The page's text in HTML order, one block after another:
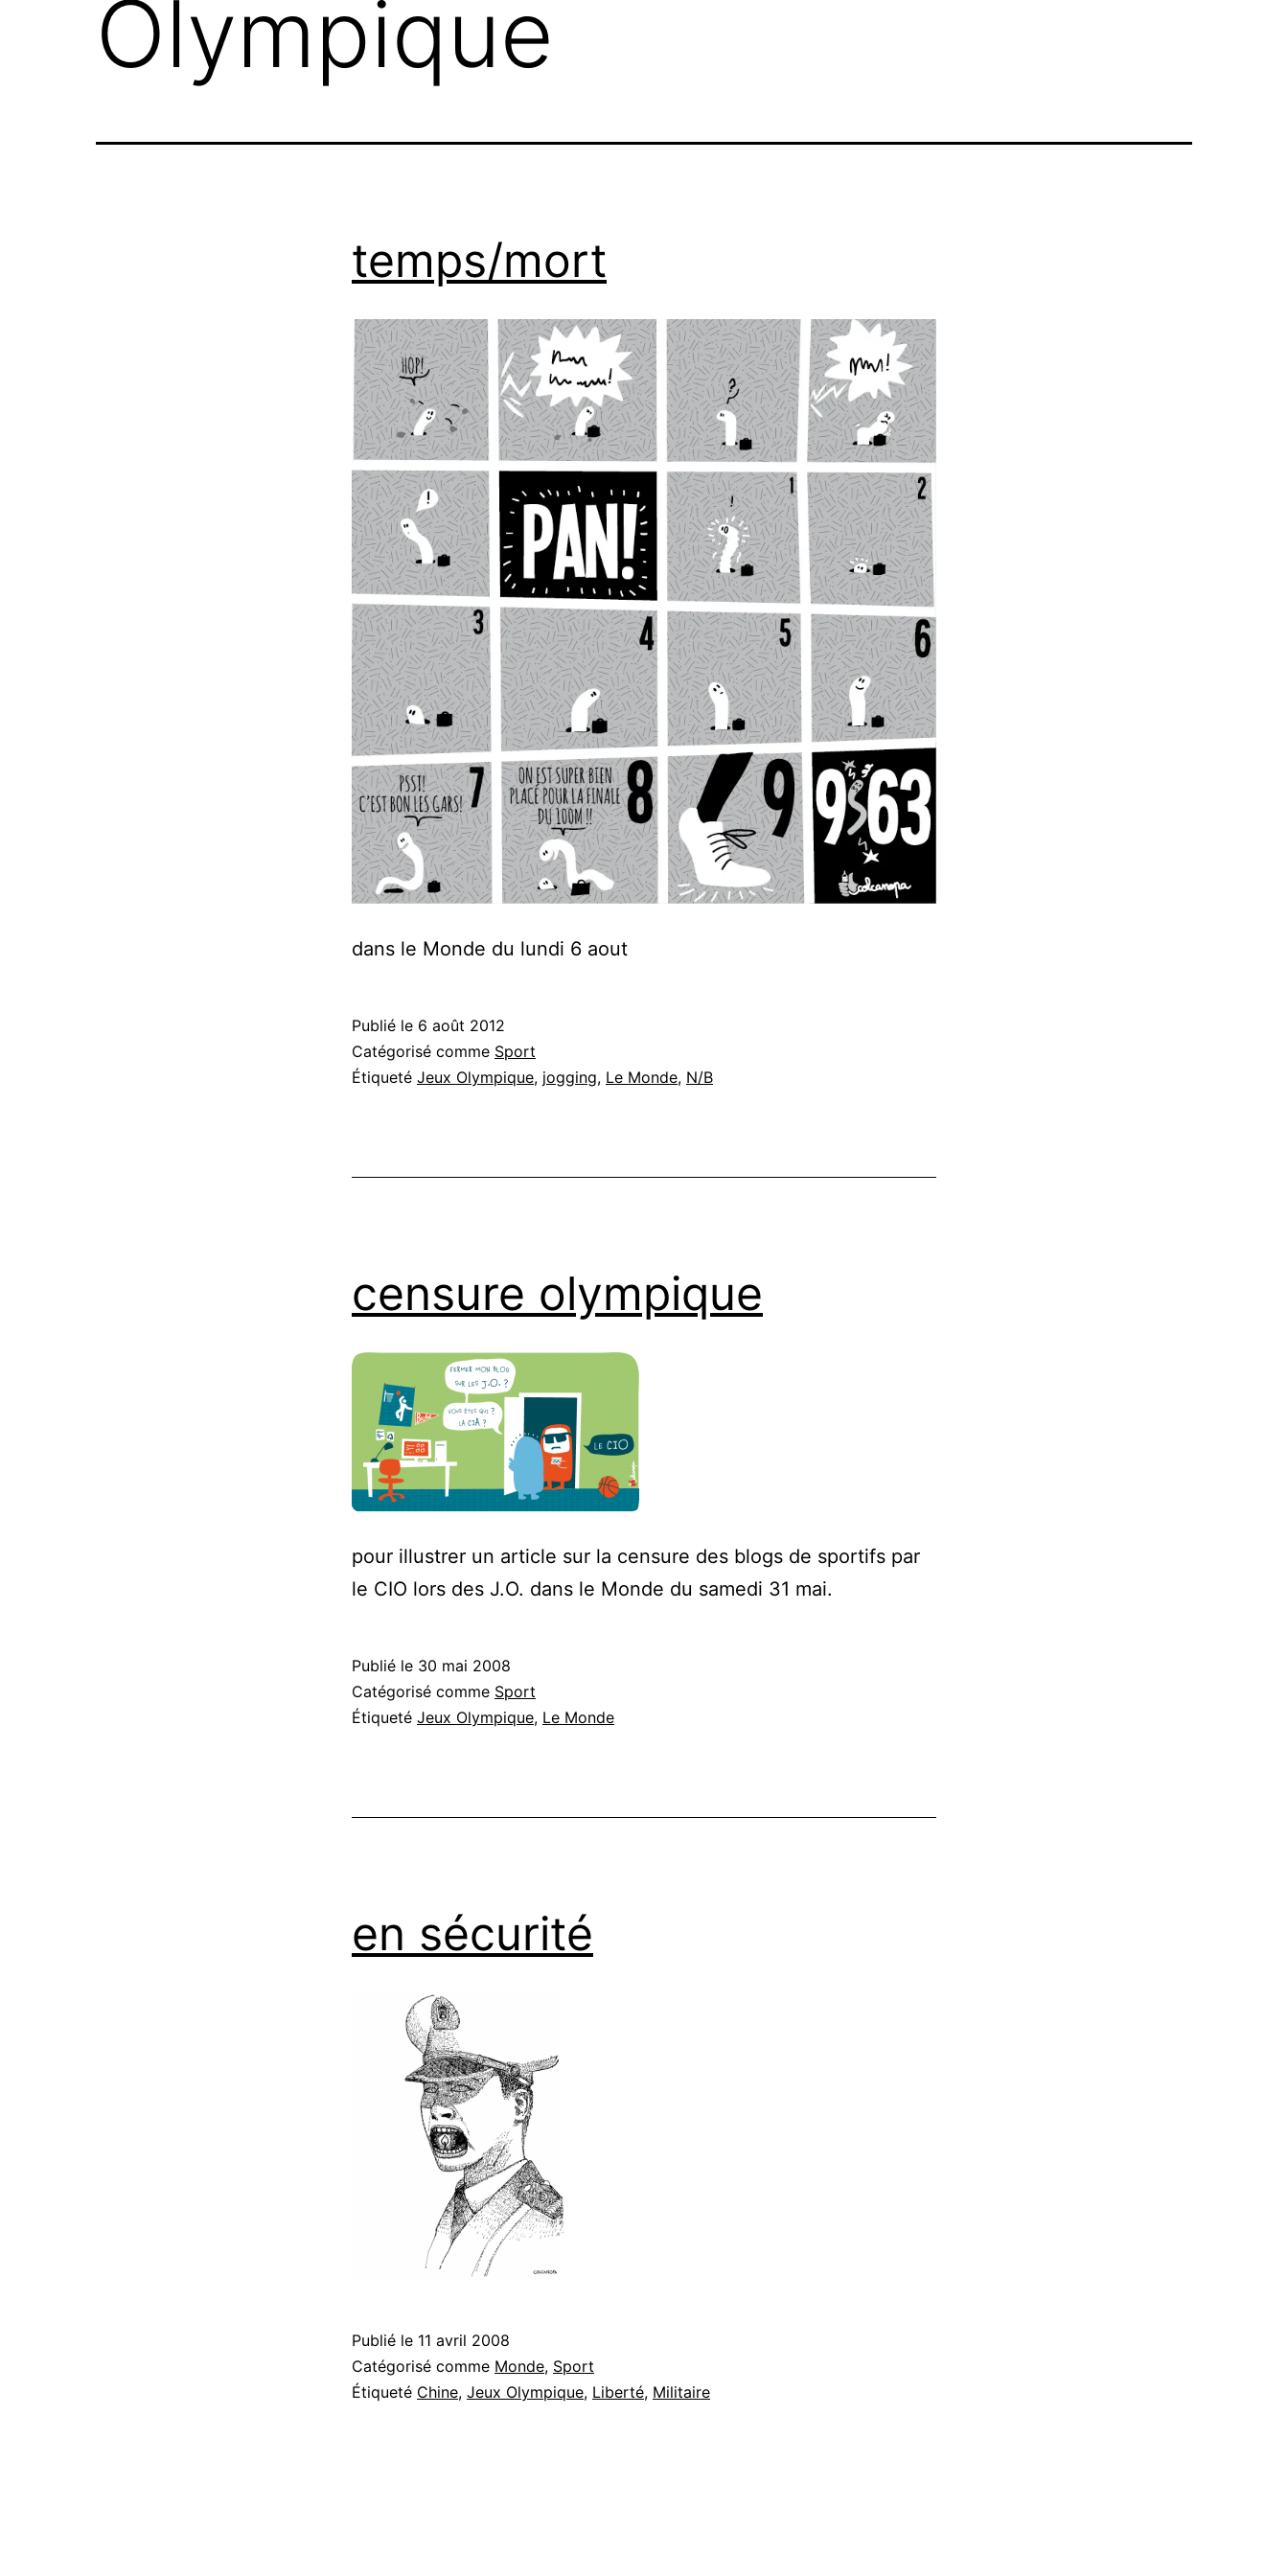
Olympique
temps/mort
dans le Monde du lundi 6 aout
Publié le 6 août 2012
Catégorisé comme Sport
Étiqueté Jeux Olympique, jogging, Le Monde, N/B
censure olympique
pour illustrer un article sur la censure des blogs de sportifs par
le CIO lors des J.O. dans le Monde du samedi 31 mai.
Publié le 30 mai 2008
Catégorisé comme Sport
Étiqueté Jeux Olympique, Le Monde
en sécurité
Publié le 11 avril 2008
Catégorisé comme Monde, Sport
Étiqueté Chine, Jeux Olympique, Liberté, Militaire